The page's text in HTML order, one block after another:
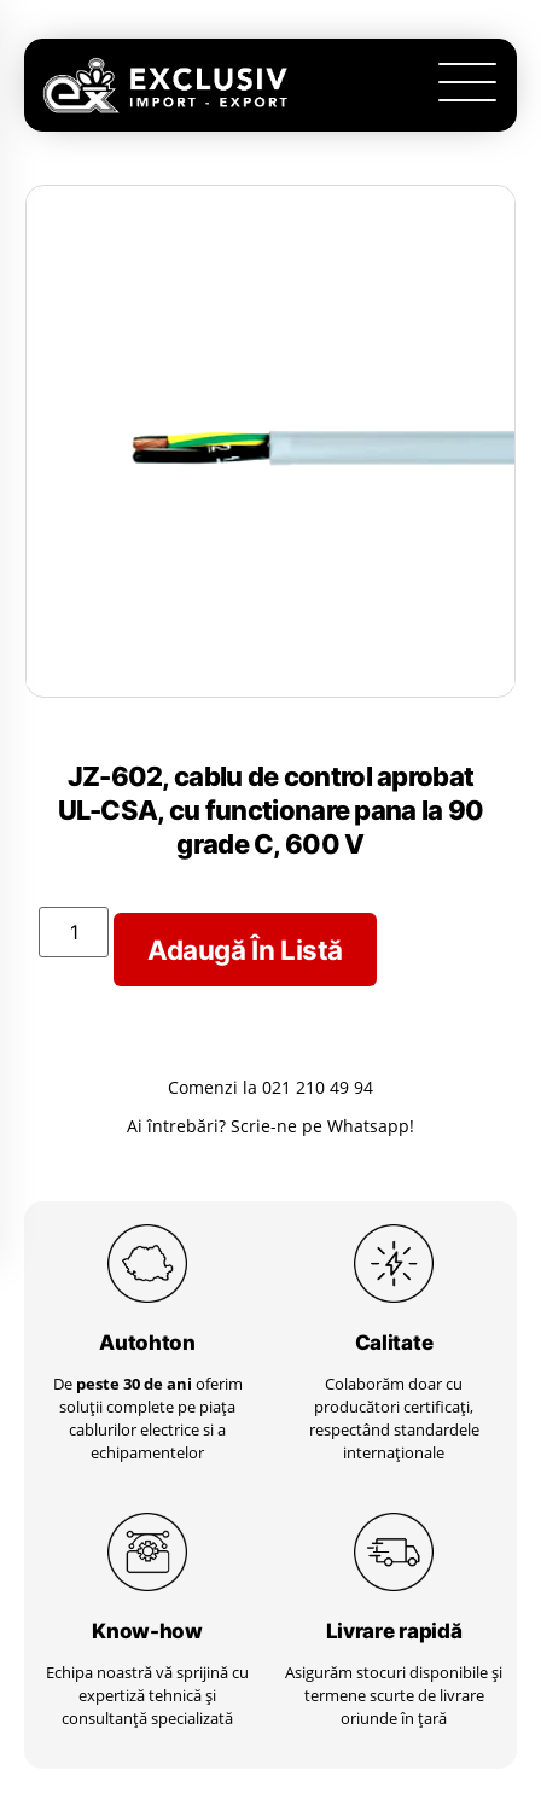
JZ-602, cablu de control aprobat
UL-CSA, cu functionare pana la 90
grade C, 600 V
Adaugă În Listă
Comenzi la 021 210 49 94
Ai întrebări? Scrie-ne pe Whatsapp!
Autohton
De peste 30 de ani oferim
soluții complete pe piața
cablurilor electrice si a
echipamentelor
Calitate
Colaborăm doar cu
producători certificați,
respectând standardele
internaționale
Know-how
Echipa noastră vă sprijină cu
expertiză tehnică și
consultanță specializată
Livrare rapidă
Asigurăm stocuri disponibile și
termene scurte de livrare
oriunde în țară